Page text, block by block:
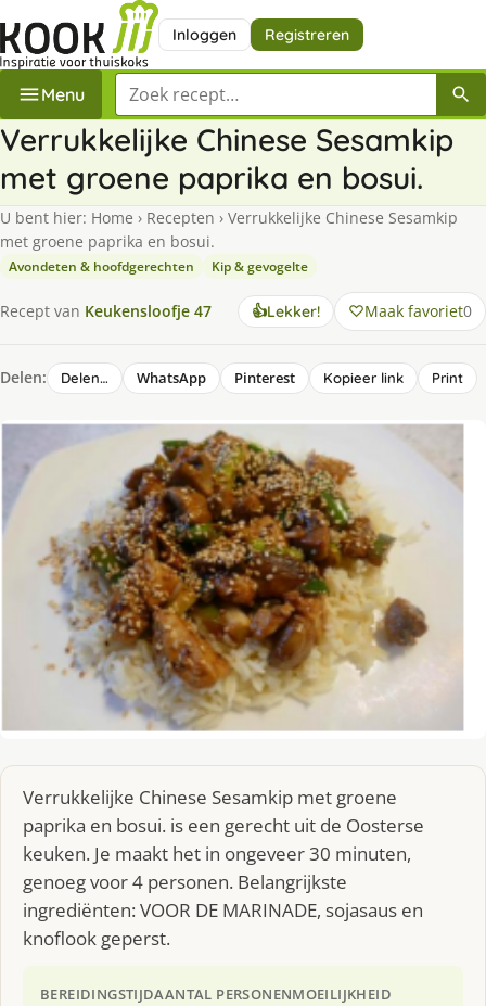
Inloggen Registreren
Menu Zoek een recept
Verrukkelijke Chinese Sesamkip
met groene paprika en bosui.
U bent hier: Home › Recepten › Verrukkelijke Chinese Sesamkip
met groene paprika en bosui.
Avondeten & hoofdgerechten Kip & gevogelte
Recept van Keukensloofje 47 👍Lekker! Maak favoriet0
Delen: Delen… WhatsApp Pinterest Kopieer link Print
Verrukkelijke Chinese Sesamkip met groene
paprika en bosui. is een gerecht uit de Oosterse
keuken. Je maakt het in ongeveer 30 minuten,
genoeg voor 4 personen. Belangrijkste
ingrediënten: VOOR DE MARINADE, sojasaus en
knoflook geperst.
BEREIDINGSTIJDAANTAL PERSONENMOEILIJKHEID